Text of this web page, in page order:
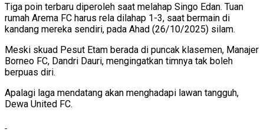
Tiga poin terbaru diperoleh saat melahap Singo Edan. Tuan
rumah Arema FC harus rela dilahap 1-3, saat bermain di
kandang mereka sendiri, pada Ahad (26/10/2025) silam.
Meski skuad Pesut Etam berada di puncak klasemen, Manajer
Borneo FC, Dandri Dauri, mengingatkan timnya tak boleh
berpuas diri.
Apalagi laga mendatang akan menghadapi lawan tangguh,
Dewa United FC.